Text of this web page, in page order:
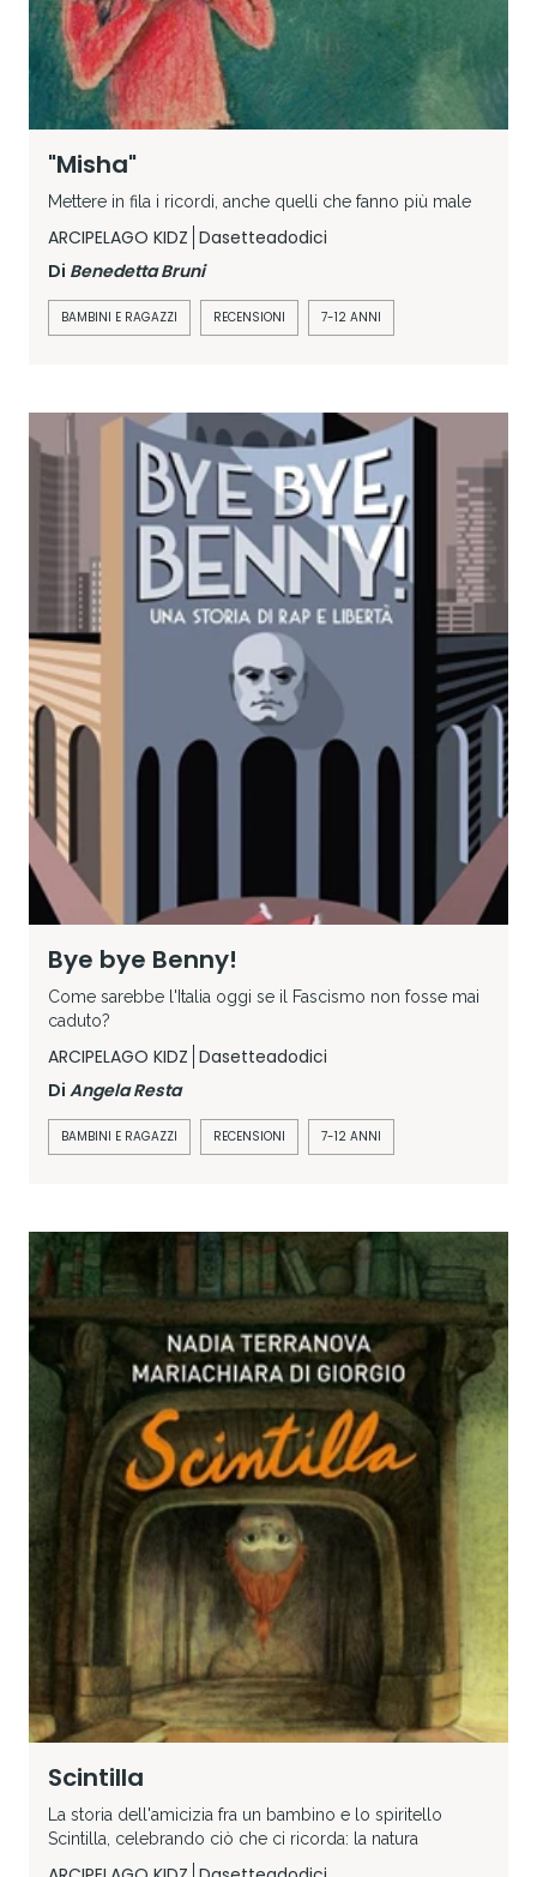
"Misha"
Mettere in fila i ricordi, anche quelli che fanno più male
ARCIPELAGO KIDZ Dasetteadodici
Di Benedetta Bruni
BAMBINI E RAGAZZI RECENSIONI 7-12 ANNI
Bye bye Benny!
Come sarebbe l'Italia oggi se il Fascismo non fosse mai
caduto?
ARCIPELAGO KIDZ Dasetteadodici
Di Angela Resta
BAMBINI E RAGAZZI RECENSIONI 7-12 ANNI
Scintilla
La storia dell'amicizia fra un bambino e lo spiritello
Scintilla, celebrando ciò che ci ricorda: la natura